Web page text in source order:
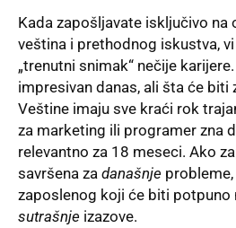
Kada zapošljavate isključivo na
veština i prethodnog iskustva,
„trenutni snimak“ nečije
impresivan danas, ali šta će biti
Veštine imaju sve kraći rok
za marketing ili programer zna
relevantno za 18 meseci. Ako
savršena za današnje
zaposlenog koji će biti potpuno
sutrašnje izazove.